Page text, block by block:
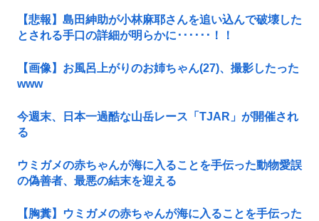
【悲報】島田紳助が小林麻耶さんを追い込んで破壊した
とされる手口の詳細が明らかに･･････！！
【画像】お風呂上がりのお姉ちゃん(27)、撮影したった
www
今週末、日本一過酷な山岳レース「TJAR」が開催され
る
ウミガメの赤ちゃんが海に入ることを手伝った動物愛誤
の偽善者、最悪の結末を迎える
【胸糞】ウミガメの赤ちゃんが海に入ることを手伝った